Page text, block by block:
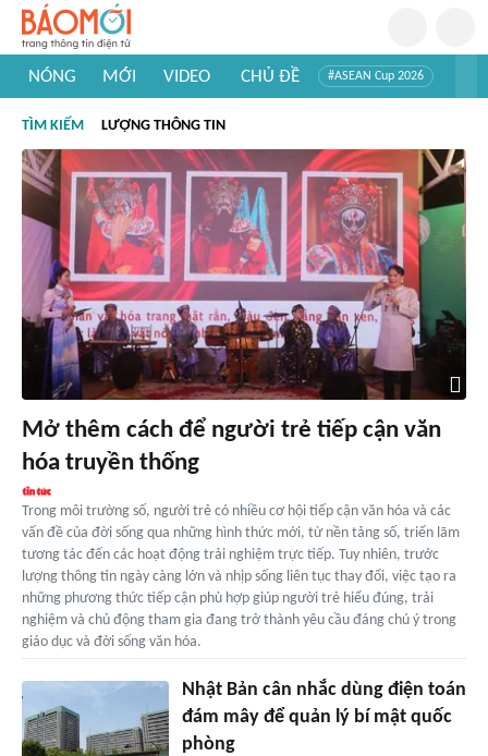
NÓNG MỚI VIDEO CHỦ ĐỀ #ASEAN Cup 2026
#Khám phá thế giới
TÌM KIẾM LƯỢNG THÔNG TIN
Mở thêm cách để người trẻ tiếp cận văn
hóa truyền thống
Trong môi trường số, người trẻ có nhiều cơ hội tiếp cận văn hóa và các
vấn đề của đời sống qua những hình thức mới, từ nền tảng số, triển lãm
tương tác đến các hoạt động trải nghiệm trực tiếp. Tuy nhiên, trước
lượng thông tin ngày càng lớn và nhịp sống liên tục thay đổi, việc tạo ra
những phương thức tiếp cận phù hợp giúp người trẻ hiểu đúng, trải
nghiệm và chủ động tham gia đang trở thành yêu cầu đáng chú ý trong
giáo dục và đời sống văn hóa.
Nhật Bản cân nhắc dùng điện toán
đám mây để quản lý bí mật quốc
phòng